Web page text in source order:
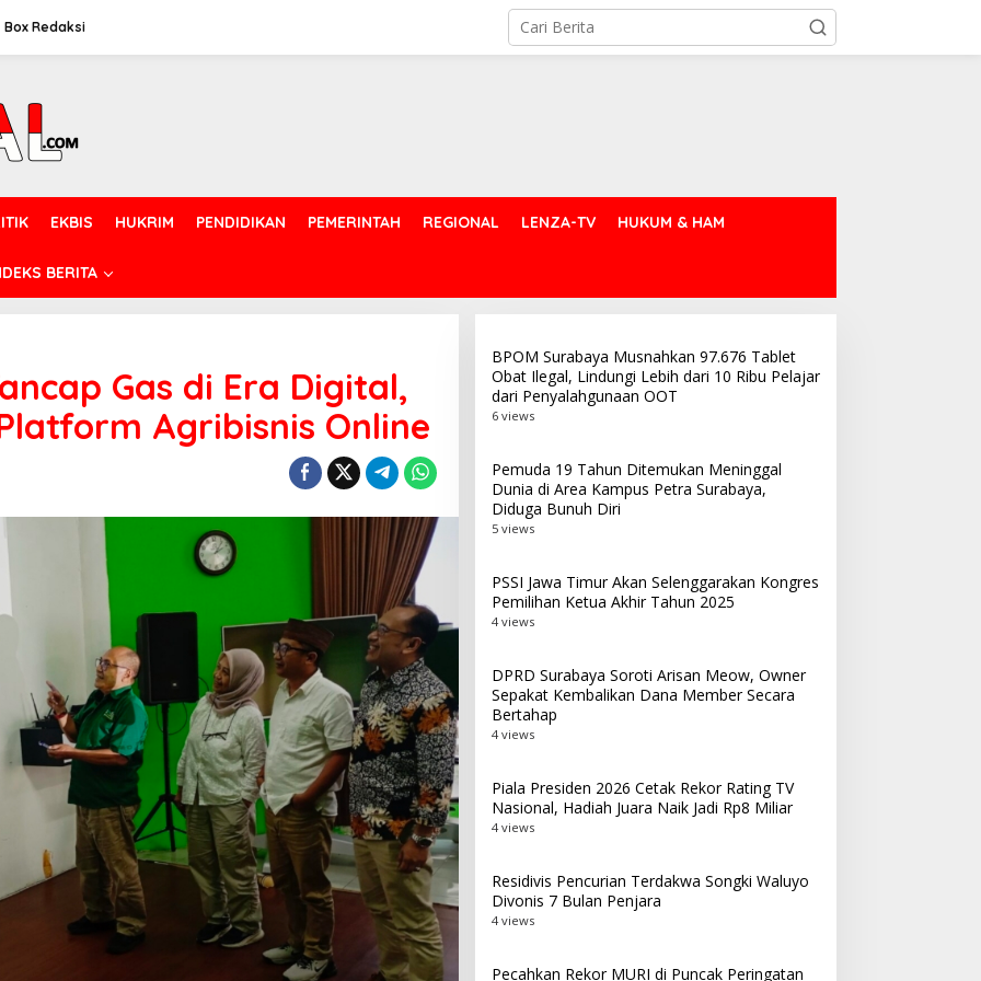
Box Redaksi
EKBIS HUKRIM PENDIDIKAN PEMERINTAH REGIONAL LENZA-TV HUKUM & HAM
BERITA
Gas di Era Digital,
Agribisnis Online
BPOM Surabaya Musnahkan 97.676 Tablet
Obat Ilegal, Lindungi Lebih dari 10 Ribu Pelajar
dari Penyalahgunaan OOT
6 views
Pemuda 19 Tahun Ditemukan Meninggal
Dunia di Area Kampus Petra Surabaya,
Diduga Bunuh Diri
5 views
PSSI Jawa Timur Akan Selenggarakan Kongres
Pemilihan Ketua Akhir Tahun 2025
4 views
DPRD Surabaya Soroti Arisan Meow, Owner
Sepakat Kembalikan Dana Member Secara
Bertahap
4 views
Piala Presiden 2026 Cetak Rekor Rating TV
Nasional, Hadiah Juara Naik Jadi Rp8 Miliar
4 views
Residivis Pencurian Terdakwa Songki Waluyo
Divonis 7 Bulan Penjara
4 views
Pecahkan Rekor MURI di Puncak Peringatan